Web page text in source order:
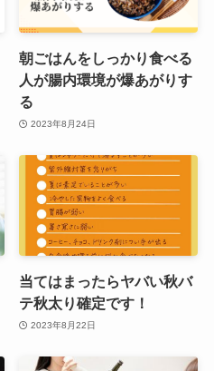
朝ごはんをしっかり食べる
人が腸内環境が爆あがりす
る
2023年8月24日
当てはまったらヤバい秋バ
テ秋太り確定です！
2023年8月22日